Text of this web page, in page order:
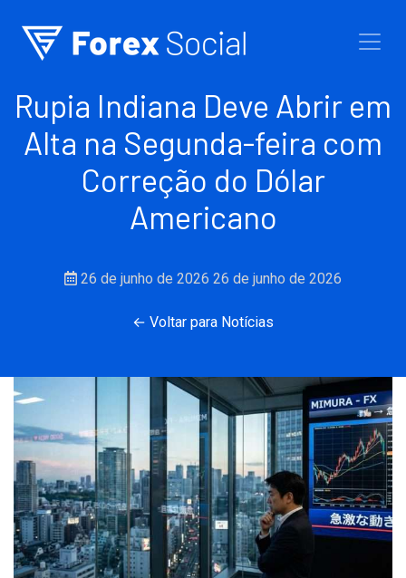
Rupia Indiana Deve Abrir em
Alta na Segunda-feira com
Correção do Dólar
Americano
26 de junho de 2026 26 de junho de 2026
← Voltar para Notícias